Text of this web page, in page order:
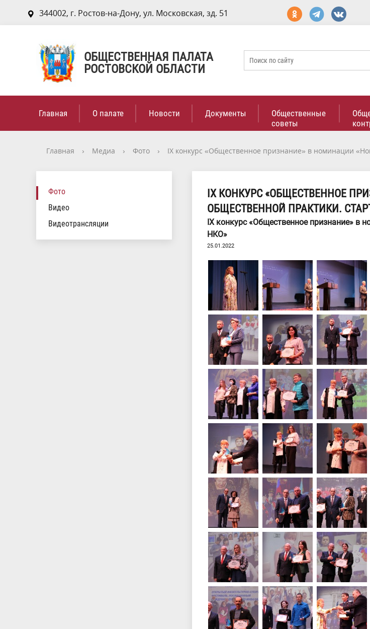
344002, г. Ростов-на-Дону, ул. Московская, зд. 51
ОБЩЕСТВЕННАЯ ПАЛАТА
РОСТОВСКОЙ ОБЛАСТИ
Главная О палате Новости Документы
Общественные
советы
Главная › Медиа › Фото › IХ конкурс «Общественное признание» в номинации
Фото
Видео
Видеотрансляции
IХ КОНКУРС «ОБЩЕСТВЕННОЕ
ОБЩЕСТВЕННОЙ ПРАКТИКИ.
IХ конкурс «Общественное признание» в
НКО»
25.01.2022